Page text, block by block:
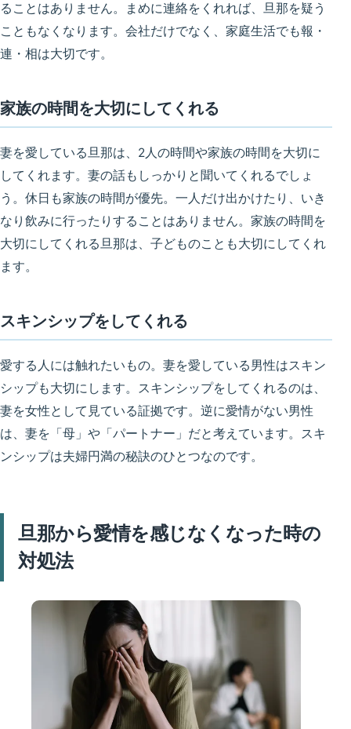
ることはありません。まめに連絡をくれれば、旦那を疑う
こともなくなります。会社だけでなく、家庭生活でも報・
連・相は大切です。
家族の時間を大切にしてくれる
妻を愛している旦那は、2人の時間や家族の時間を大切に
してくれます。妻の話もしっかりと聞いてくれるでしょ
う。休日も家族の時間が優先。一人だけ出かけたり、いき
なり飲みに行ったりすることはありません。 家族の時間を
大切にしてくれる旦那は、子どものことも大切にしてくれ
ます。
スキンシップをしてくれる
愛する人には触れたいもの。妻を愛している男性はスキン
シップも大切にします。スキンシップをしてくれるのは、
妻を女性として見ている証拠です。逆に愛情がない男性
は、妻を「母」や「パートナー」だと考えています。 スキ
ンシップは夫婦円満の秘訣のひとつなのです。
旦那から愛情を感じなくなった時の
対処法